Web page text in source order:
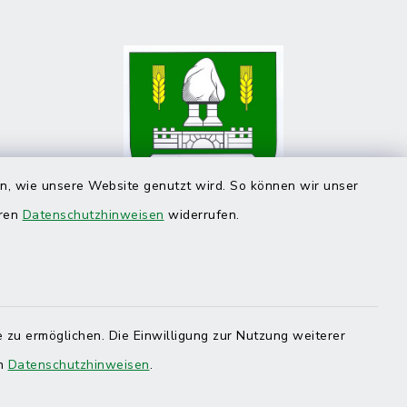
wie unsere Website genutzt wird. So können wir unser
Datenschutzhinweisen widerrufen.
ermöglichen. Die Einwilligung zur Nutzung weiterer
Datenschutzhinweisen.